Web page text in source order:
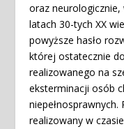
oraz neurologicznie,
latach 30-tych XX
powyższe hasło
której ostatecznie
realizowanego na
eksterminacji osób
niepełnosprawnych.
realizowany w